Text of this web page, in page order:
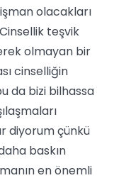
olacakları
teşvik
olmayan bir
cinselliğin
da bizi bilhassa
diyorum çünkü
baskın
en önemli